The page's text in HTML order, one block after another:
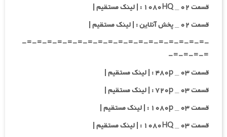
قسمت ۰۲ _ ۱۰۸۰HQ : | لینک مستقیم |
قسمت ۰۲ _ پخش آنلاین : | لینک مستقیم |
-=-=-=-=-=-=-=-=-=-=-=-=-=-=-=-=-=-=-
=-=-=-=-
قسمت ۰۳ _ ۴۸۰p : | لینک مستقیم |
قسمت ۰۳ _ ۷۲۰p : | لینک مستقیم |
قسمت ۰۳ _ ۱۰۸۰p : | لینک مستقیم |
قسمت ۰۳ _ ۱۰۸۰HQ : | لینک مستقیم |